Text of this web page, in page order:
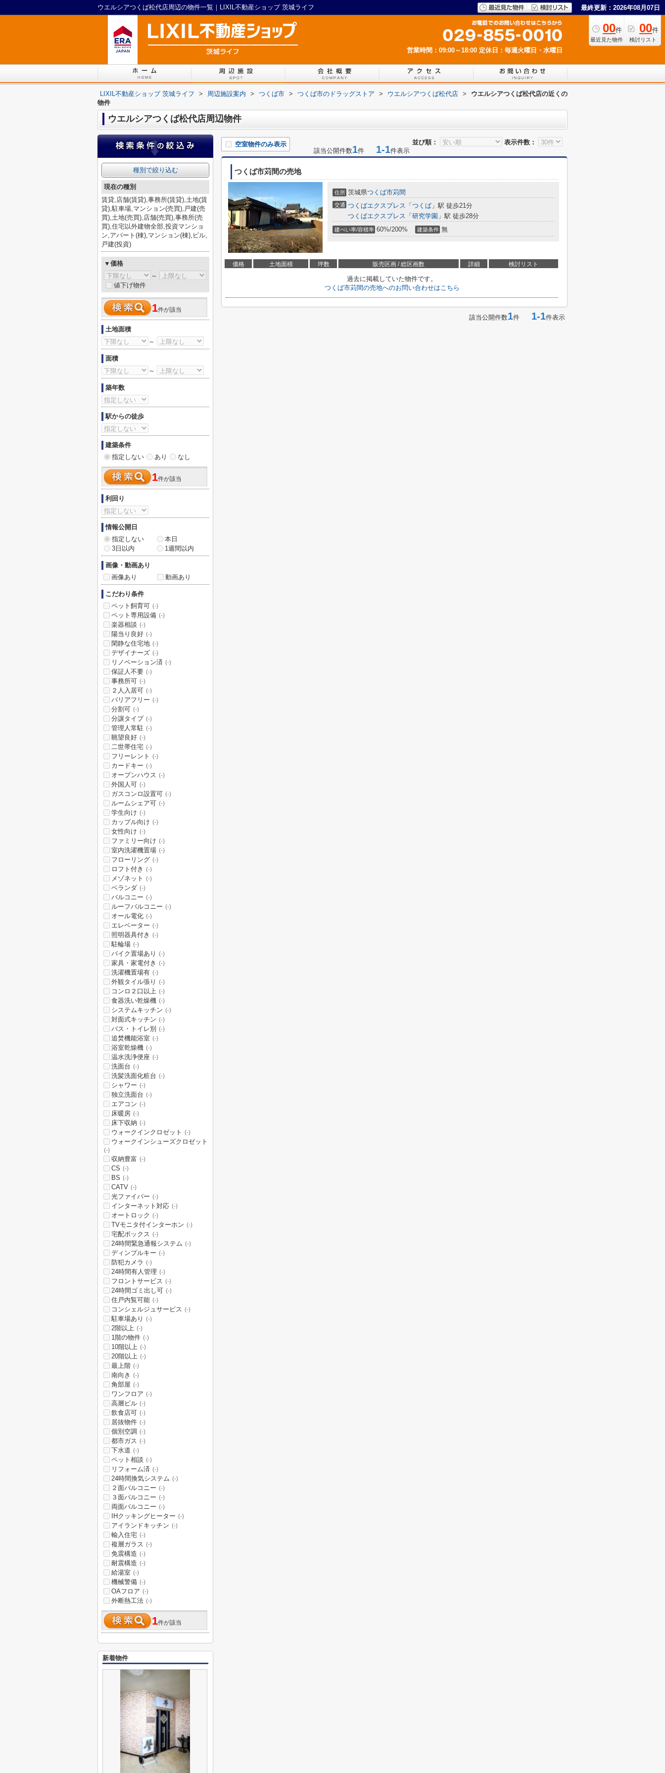
ウエルシアつくば松代店周辺の物件一覧｜LIXIL不動産ショップ 茨城ライフ 最終更新：2026年08月07日
00件
最近見た物件
00件
検討リスト
営業時間：09:00～18:00 定休日：毎週火曜日・水曜日
LIXIL不動産ショップ 茨城ライフ > 周辺施設案内 > つくば市 > つくば市のドラッグストア > ウエルシアつくば松代店 >
ウエルシアつくば松代店の近くの
物件
ウエルシアつくば松代店周辺物件
並び順： 表示件数：
空室物件のみ表示
該当公開件数1件 1-1件表示
つくば市苅間の売地
住所 茨城県つくば市苅間
交通 つくばエクスプレス 「 つくば 」駅 徒歩21分
つくばエクスプレス 「 研究学園 」駅 徒歩28分
建ぺい率/容積率 60%/200% 建築条件 無
価格 土地面積 坪数 販売区画 / 総区画数 詳細 検討リスト
過去に掲載していた物件です。
つくば市苅間の売地へのお問い合わせはこちら
該当公開件数1件 1-1件表示
種別で絞り込む
現在の種別
賃貸,店舗(賃貸),事務所(賃貸),土地(賃
貸),駐車場,マンション(売買),戸建(売
買),土地(売買),店舗(売買),事務所(売
買),住宅以外建物全部,投資マンショ
ン,アパート(棟),マンション(棟),ビル,
戸建(投資)
▼価格
～
値下げ物件
1件が該当
土地面積
～
面積
～
築年数
駅からの徒歩
建築条件
指定しない
あり なし
1件が該当
利回り
情報公開日
指定しない
本日
3日以内
1週間以内
画像・動画あり
画像あり
動画あり
こだわり条件
ペット飼育可 (-)
ペット専用設備 (-)
楽器相談 (-)
陽当り良好 (-)
閑静な住宅地 (-)
デザイナーズ (-)
リノベーション済 (-)
保証人不要 (-)
事務所可 (-)
２人入居可 (-)
バリアフリー (-)
分割可 (-)
分譲タイプ (-)
管理人常駐 (-)
眺望良好 (-)
二世帯住宅 (-)
フリーレント (-)
カードキー (-)
オープンハウス (-)
外国人可 (-)
ガスコンロ設置可 (-)
ルームシェア可 (-)
学生向け (-)
カップル向け (-)
女性向け (-)
ファミリー向け (-)
室内洗濯機置場 (-)
フローリング (-)
ロフト付き (-)
メゾネット (-)
ベランダ (-)
バルコニー (-)
ルーフバルコニー (-)
オール電化 (-)
エレベーター (-)
照明器具付き (-)
駐輪場 (-)
バイク置場あり (-)
家具・家電付き (-)
洗濯機置場有 (-)
外観タイル張り (-)
コンロ２口以上 (-)
食器洗い乾燥機 (-)
システムキッチン (-)
対面式キッチン (-)
バス・トイレ別 (-)
追焚機能浴室 (-)
浴室乾燥機 (-)
温水洗浄便座 (-)
洗面台 (-)
洗髪洗面化粧台 (-)
シャワー (-)
独立洗面台 (-)
エアコン (-)
床暖房 (-)
床下収納 (-)
ウォークインクロゼット (-)
ウォークインシューズクロゼット
(-)
収納豊富 (-)
CS (-)
BS (-)
CATV (-)
光ファイバー (-)
インターネット対応 (-)
オートロック (-)
TVモニタ付インターホン (-)
宅配ボックス (-)
24時間緊急通報システム (-)
ディンプルキー (-)
防犯カメラ (-)
24時間有人管理 (-)
フロントサービス (-)
24時間ゴミ出し可 (-)
住戸内覧可能 (-)
コンシェルジュサービス (-)
駐車場あり (-)
2階以上 (-)
1階の物件 (-)
10階以上 (-)
20階以上 (-)
最上階 (-)
南向き (-)
角部屋 (-)
ワンフロア (-)
高層ビル (-)
飲食店可 (-)
居抜物件 (-)
個別空調 (-)
都市ガス (-)
下水道 (-)
ペット相談 (-)
リフォーム済 (-)
24時間換気システム (-)
２面バルコニー (-)
３面バルコニー (-)
両面バルコニー (-)
IHクッキングヒーター (-)
アイランドキッチン (-)
輸入住宅 (-)
複層ガラス (-)
免震構造 (-)
耐震構造 (-)
給湯室 (-)
機械警備 (-)
OAフロア (-)
外断熱工法 (-)
1件が該当
新着物件